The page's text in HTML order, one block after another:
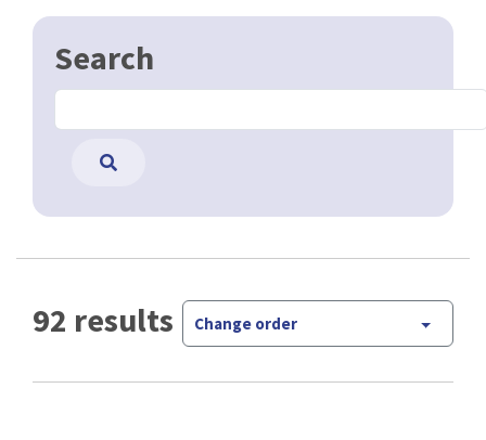
Search
92 results Change order